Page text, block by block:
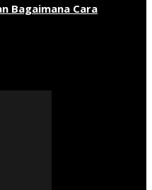
Bagaimana Cara